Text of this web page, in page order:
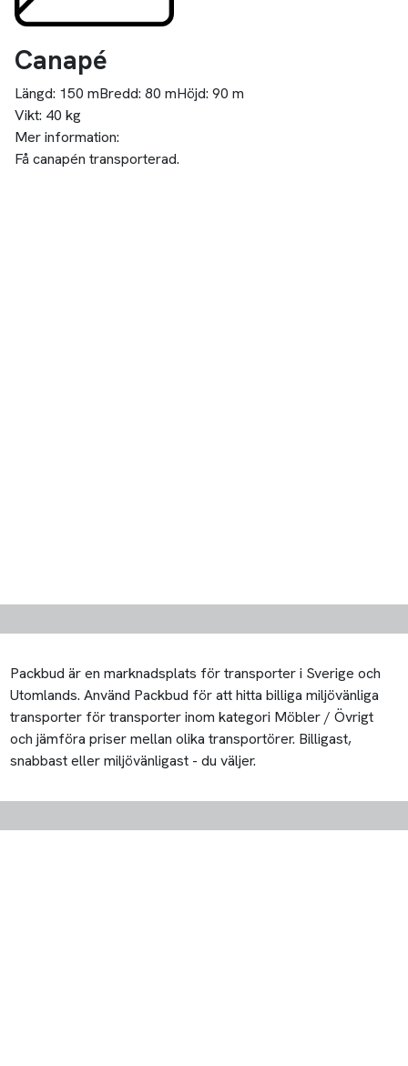
Canapé
Längd: 150 mBredd: 80 mHöjd: 90 m
Vikt: 40 kg
Mer information:
Få canapén transporterad.
Packbud är en marknadsplats för transporter i Sverige och
Utomlands. Använd Packbud för att hitta billiga miljövänliga
transporter för transporter inom kategori Möbler / Övrigt
och jämföra priser mellan olika transportörer. Billigast,
snabbast eller miljövänligast - du väljer.